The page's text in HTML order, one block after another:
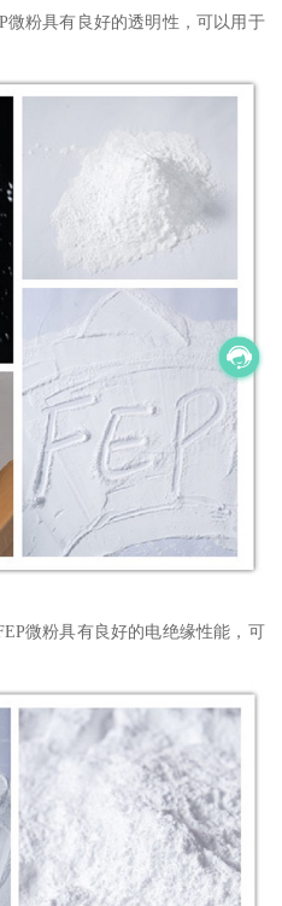
微粉具有良好的透明性，可以用于
微粉具有良好的电绝缘性能，可